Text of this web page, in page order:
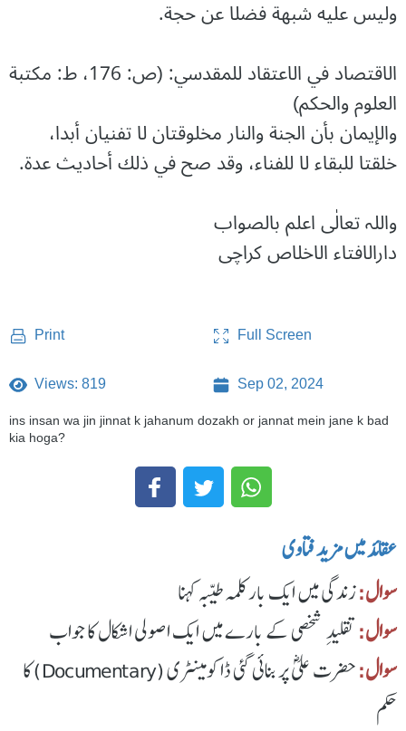
وليس عليه شبهة فضلا عن حجة.
الاقتصاد في الاعتقاد للمقدسي: (ص: 176، ط: مكتبة
العلوم والحكم)
والإيمان بأن الجنة والنار مخلوقتان لا تفنيان أبدا،
خلقتا للبقاء لا للفناء، وقد صح في ذلك أحاديث عدة.
واللہ تعالٰی اعلم بالصواب
دارالافتاء الاخلاص کراچی
Print Full Screen
Views: 819 Sep 02, 2024
ins insan wa jin jinnat k jahanum dozakh or jannat mein jane k bad
kia hoga?
عقائد میں مزید فتاوی
سوال:زندگی میں ایک بار کلمہ طیّبہ کہنا
سوال:تقلیدِ شخصی کے بارے میں ایک اصولی اشکال کا جواب
سوال:
حضرت علیؓ پر بنائی گئی ڈاکومینٹری (Documentary) کا
حکم